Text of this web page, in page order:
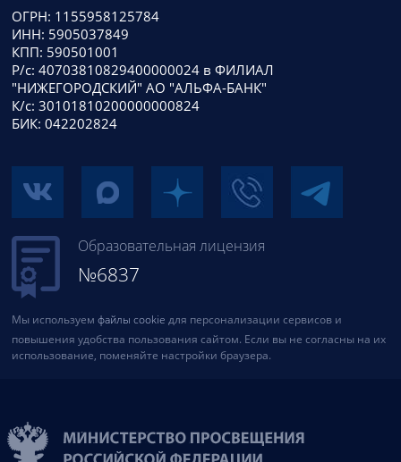
ОГРН: 1155958125784
ИНН: 5905037849
КПП: 590501001
Р/с: 40703810829400000024 в ФИЛИАЛ
"НИЖЕГОРОДСКИЙ" АО "АЛЬФА-БАНК"
К/с: 30101810200000000824
БИК: 042202824
Образовательная лицензия
№6837
Мы используем файлы cookie для персонализации сервисов и
повышения удобства пользования сайтом. Если вы не согласны на их
использование, поменяйте настройки браузера.